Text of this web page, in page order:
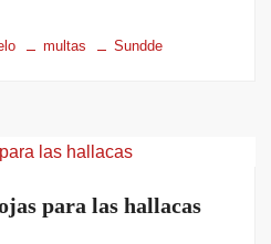
multas Sundde
para las hallacas